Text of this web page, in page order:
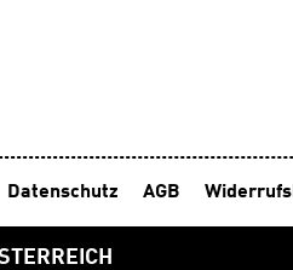
Datenschutz AGB